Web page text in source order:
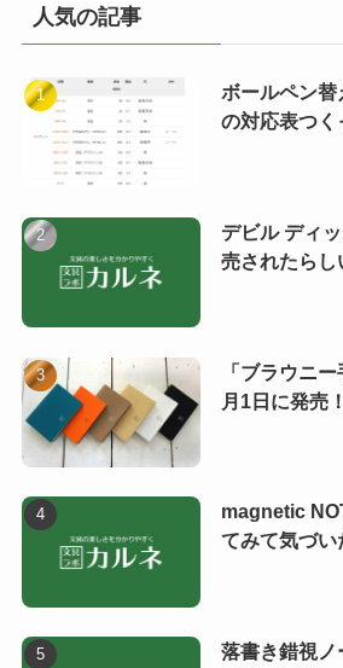
人気の記事
ボールペン替
の対応表つく
デビル ディ
売されたらし
「ブラウニ
月1日に発売
magnetic
てみて気づい
落書き錯視ノ